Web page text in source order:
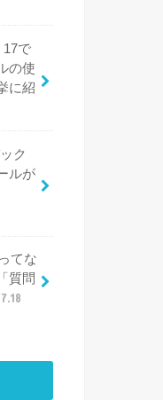
17で
の使
に紹
ク
ルが
てな
質問